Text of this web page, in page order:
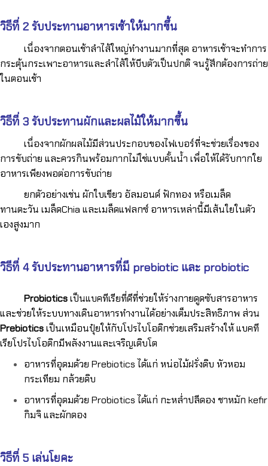
วิธีที่ 2 รับประทานอาหารเช้าให้มากขึ้น
เนื่องจากตอนเช้าลำไส้ใหญ่ทำงานมากที่สุด อาหารเช้าจะทำการ
กระตุ้นกระเพาะอาหารและลำไส้ให้บีบตัวเป็นปกติ จนรู้สึกต้องการถ่าย
ในตอนเช้า
วิธีที่ 3 รับประทานผักและผลไม้ให้มากขึ้น
เนื่องจากผักผลไม้มีส่วนประกอบของไฟเบอร์ที่จะช่วยเรื่องของ
การขับถ่าย และควรกินพร้อมกากไม่ใช่แบบคั้นน้ำ เพื่อให้ได้รับกากใย
อาหารเพียงพอต่อการขับถ่าย
ยกตัวอย่างเช่น ผักใบเขียว อัลมอนด์ ฟักทอง หรือเมล็ด
ทานตะวัน เมล็ดChia และเมล็ดแฟลกซ์ อาหารเหล่านี้มีเส้นใยในตัว
เองสูงมาก
วิธีที่ 4รับประทานอาหารที่มี prebiotic และ probiotic
Probioticsเป็นแบคทีเรียที่ดีที่ช่วยให้ร่างกายดูดซับสารอาหาร
และช่วยให้ระบบทางเดินอาหารทำงานได้อย่างเต็มประสิทธิภาพ ส่วน
Prebioticsเป็นเหมือนปุ๋ยให้กับโปรไบโอติกช่วยเสริมสร้างให้ แบคที
เรียโปรไบโอติกมีพลังงานและเจริญเติบโต
อาหารที่อุดมด้วย Prebiotics ได้แก่ หน่อไม้ฝรั่งดิบ หัวหอม
กระเทียม กล้วยดิบ
อาหารที่อุดมด้วย Probiotics ได้แก่ กะหล่ำปลีดอง ชาหมัก kefir
กิมจิ และผักดอง
วิธีที่ 5 เล่นโยคะ